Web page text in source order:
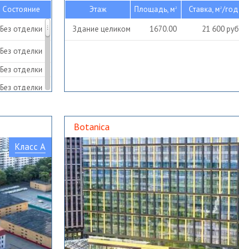
Состояние
Без отделки
Без отделки
Без отделки
Без отделки
Этаж Площадь, м2 Ставка, м2/год
Здание целиком
1670.00 21 600 руб
Класс A
Botanica